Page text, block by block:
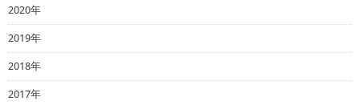
2020年
2019年
2018年
2017年